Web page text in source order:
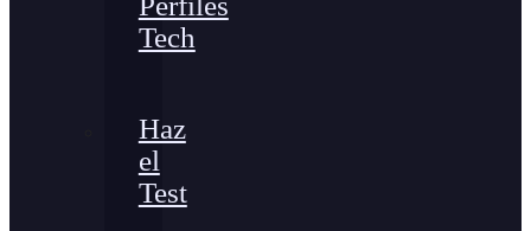
Tech
Haz
el
Test